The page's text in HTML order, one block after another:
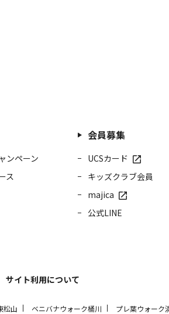
ンペーン
ス
会員募集
UCSカード
キッズクラブ会員
majica
公式LINE
サイト利用について
松山 ベニバナウォーク桶川 プレ葉ウォーク